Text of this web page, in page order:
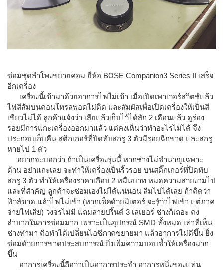
ซ่อมชุดลำโพงขยายคอม ยี่ห้อ BOSE Companion3 Series II เสร็จ
อีกเครื่อง
เครื่องนี้เข้ามาด้วยอาการไฟไม่เข้า เมื่อเปิดเพาเวอร์สวิตช์แล้ว
ไฟสีส้มบนคอนโทรลพอดไม่ติด และสัมผัสเพื่อเปิดเครื่องให้เป็นสี
เขียวไม่ได้ ลูกค้าแจ้งว่า เสียแล้วเก็บไว้ได้สัก 2 เดือนแล้ว ดูร่อง
รอยมีการแกะเครื่องออกมาแล้ว แต่คงเห็นว่าทำอะไรไม่ได้ จึง
ประกอบเก็บคืน สติกเกอร์ที่ปิดทับสกรู 3 ตัวมีรอยฉีกขาด และสกรู
หายไป 1 ตัว
อยากจะบอกว่า ถ้าเป็นเครื่องรุ่นนี้ หากช่างไม่ชำนาญเฉพาะ
ด้าน อย่าแกะเลย จะทำให้เครื่องเป็นริ้วรอย บนสติ๊กเกอร์ที่ปิดทับ
สกรู 3 ตัว ทำให้เครื่องราคาเกือบ 2 หมื่นบาท หมดความสวยงามไป
และที่สำคัญ ลูกค้าจะซ่อมเองไม่ได้แน่นอน ลืมไปได้เลย ถ้าคิดว่า
ฟิวส์ขาด แล้วไฟไม่เข้า (หากเช็คด้วยมิเตอร์ จะรู้ว่าไฟเข้า แต่ภาค
จ่ายไฟเสีย) วงจรไม่มี แถมลายปริ้นต์ 3 เลเยอร์ ช่างก็เถอะ คง
ลำบากในการซ่อมมาก เพราะเป็นอุปกรณ์ SMD ทั้งหมด เท่าที่เห็น
ช่างทำมา คือทำได้เปลี่ยนไอซีภาคขยายมา แล้วอาการไม่ดีขึ้น ยิ่ง
ซ่อมด้วยการขาดประสบการณ์ ยิ่งเพิ่มความบอบช้ำให้เครื่องมาก
ขึ้น
อาการเครื่องนี้ถือว่าเป็นอาการประจำ อาการหนึ่งของแท่น